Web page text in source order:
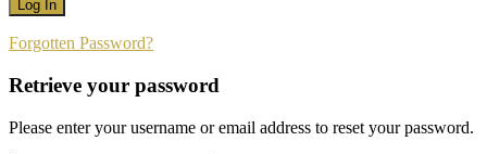
Forgotten Password?
Retrieve your password
Please enter your username or email address to reset your password.